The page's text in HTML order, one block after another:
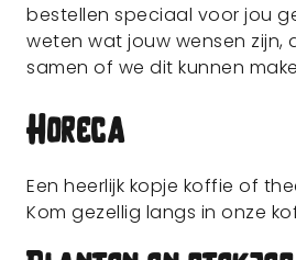
bestellen speciaal voor jou
weten wat jouw wensen zijn,
samen of we dit kunnen
Horeca
Een heerlijk kopje koffie of
Kom gezellig langs in onze